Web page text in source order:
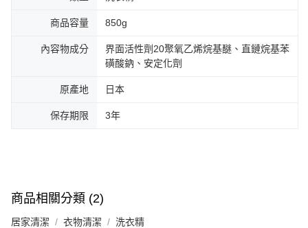
商品容量 850g
內容物成分
界面活性劑20聚氧乙烯烷基醚、直鏈烷基苯
磺酸鈉、安定化劑
原產地 日本
保存期限 3年
商品相關分類 (2)
居家清潔 衣物清潔 洗衣精